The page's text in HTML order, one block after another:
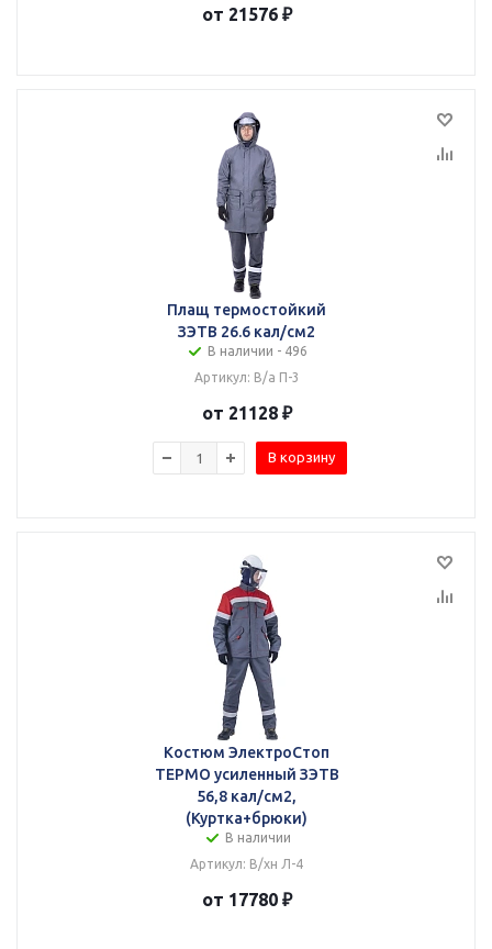
от 21576 ₽
Плащ термостойкий
ЗЭТВ 26.6 кал/см2
В наличии - 496
Артикул: В/а П-3
от 21128 ₽
В корзину
Костюм ЭлектроСтоп
ТЕРМО усиленный ЗЭТВ
56,8 кал/см2,
(Куртка+брюки)
В наличии
Артикул: В/хн Л-4
от 17780 ₽